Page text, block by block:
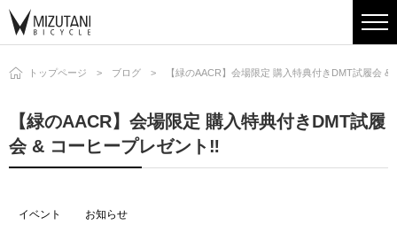
トップページ ブログ 【緑のAACR】会場限定 購入特典付きDMT試履会 &
【緑のAACR】会場限定 購入特典付きDMT試履
会 & コーヒープレゼント‼
イベント お知らせ